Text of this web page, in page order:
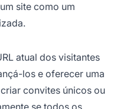
site como um
atual dos visitantes
los e oferecer uma
convites únicos ou
se todos os